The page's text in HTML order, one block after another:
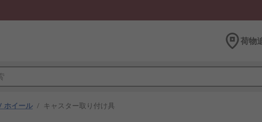
荷物
ホイール / キャスター取り付け具